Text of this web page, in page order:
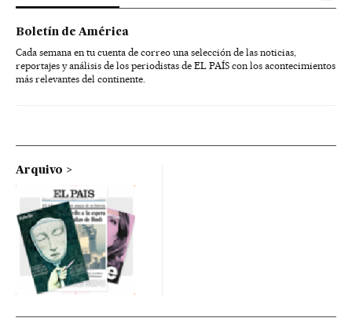
Boletín de América
Cada semana en tu cuenta de correo una selección de las noticias,
reportajes y análisis de los periodistas de EL PAÍS con los acontecimientos
más relevantes del continente.
Arquivo